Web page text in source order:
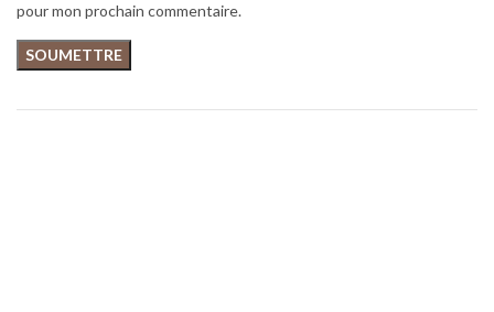
pour mon prochain commentaire.